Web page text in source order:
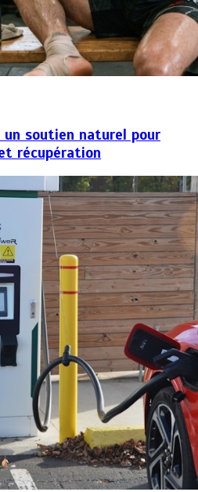
soutien naturel pour
récupération